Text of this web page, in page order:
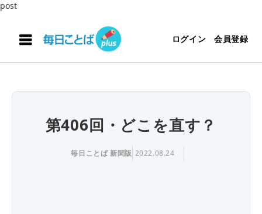
post
ログイン 会員登録
第406回・どこを直す？
毎日ことば 新聞版 2022.08.24